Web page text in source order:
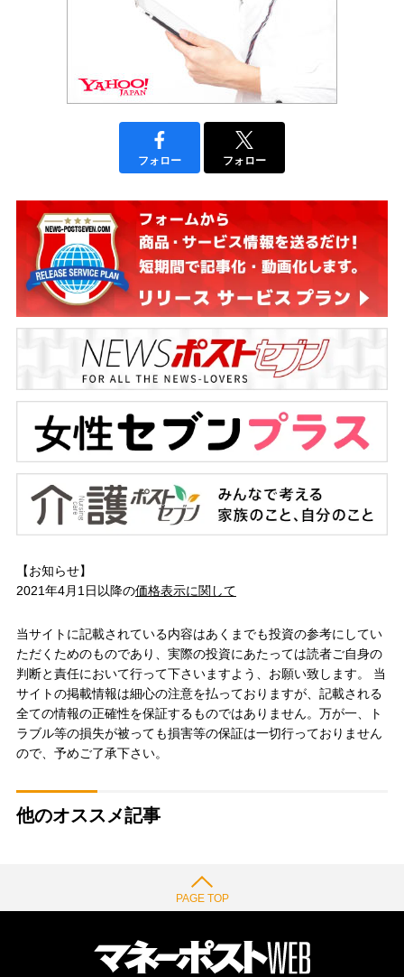
フォロー フォロー
【お知らせ】
2021年4月1日以降の価格表示に関して
当サイトに記載されている内容はあくまでも投資の参考にしてい
ただくためのものであり、実際の投資にあたっては読者ご自身の
判断と責任において行って下さいますよう、お願い致します。 当
サイトの掲載情報は細心の注意を払っておりますが、記載される
全ての情報の正確性を保証するものではありません。万が一、ト
ラブル等の損失が被っても損害等の保証は一切行っておりません
ので、予めご了承下さい。
他のオススメ記事
PAGE TOP